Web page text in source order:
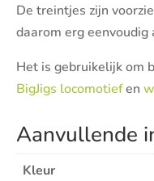
De treintjes zijn
daarom erg
Het is gebruikelijk om
BigJigs locomotiefen
Aanvullende
Kleur